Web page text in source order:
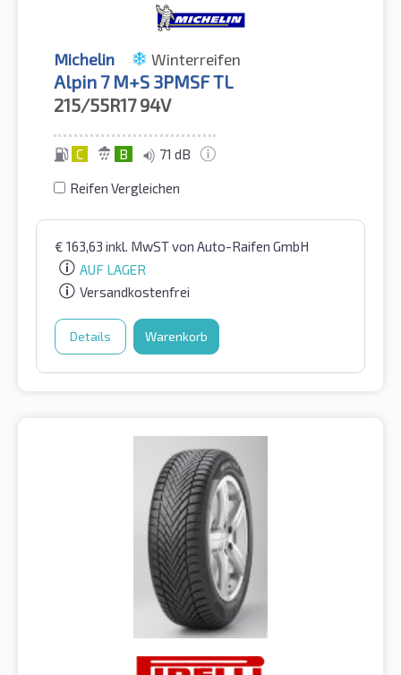
Michelin Winterreifen
Alpin 7 M+S 3PMSF TL
215/55R17 94V
C B 71 dB
Reifen Vergleichen
€ 163,63 inkl. MwSTvon Auto-Raifen GmbH
AUF LAGER
Versandkostenfrei
Details Warenkorb